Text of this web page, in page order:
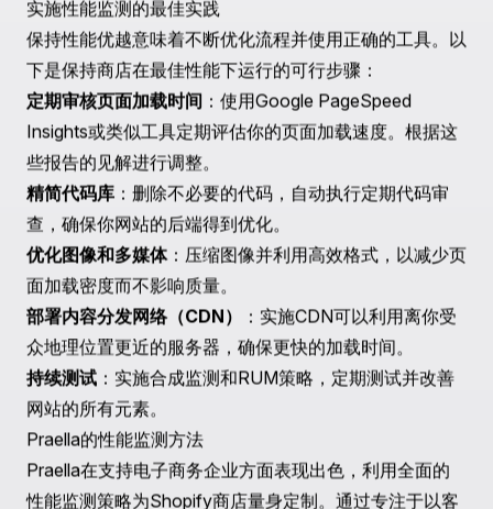
对网站性能的影响，并发现仅通过浏览器监测无法看到的
问题。
监测如何提升用户体验
网站性能对于用户满意度和留存至关重要。通过改善
TTFB和总页面加载时间等指标，你可以积极影响用户互
动和转化率。这些方面的提升还可以提高你的搜索引擎排
名，从而增加你的商店曝光度。
案例研究：Pipsticks
Praella与Pipsticks合作，改造了他们的在线平台，以反
映品牌的生动和创意本质。用户体验的改善直接源于对性
能监测和优化的关注。了解更多关于Pipsticks的信息。
实施性能监测的最佳实践
保持性能优越意味着不断优化流程并使用正确的工具。以
下是保持商店在最佳性能下运行的可行步骤：
定期审核页面加载时间：使用Google PageSpeed
Insights或类似工具定期评估你的页面加载速度。根据这
些报告的见解进行调整。